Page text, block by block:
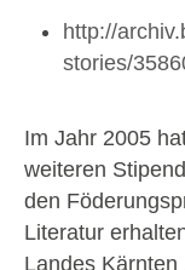
http://
stories/
Im Jahr 2005
weiteren
den
Literatur
Landes Kärnten